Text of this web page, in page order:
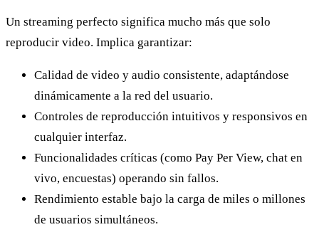
Un streaming perfecto significa mucho más que solo
reproducir video. Implica garantizar:
Calidad de video y audio consistente, adaptándose
dinámicamente a la red del usuario.
Controles de reproducción intuitivos y responsivos en
cualquier interfaz.
Funcionalidades críticas (como Pay Per View, chat en
vivo, encuestas) operando sin fallos.
Rendimiento estable bajo la carga de miles o millones
de usuarios simultáneos.